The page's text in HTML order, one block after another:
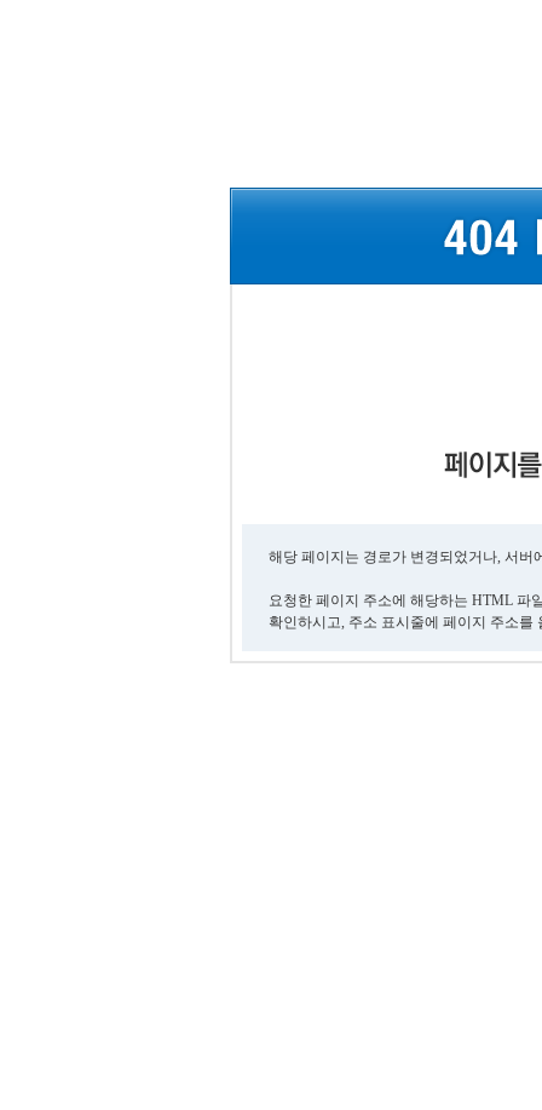
해당 페이지는 경로가 변경되었거나, 서
요청한 페이지 주소에 해당하는 HTML 파
확인하시고, 주소 표시줄에 페이지 주소